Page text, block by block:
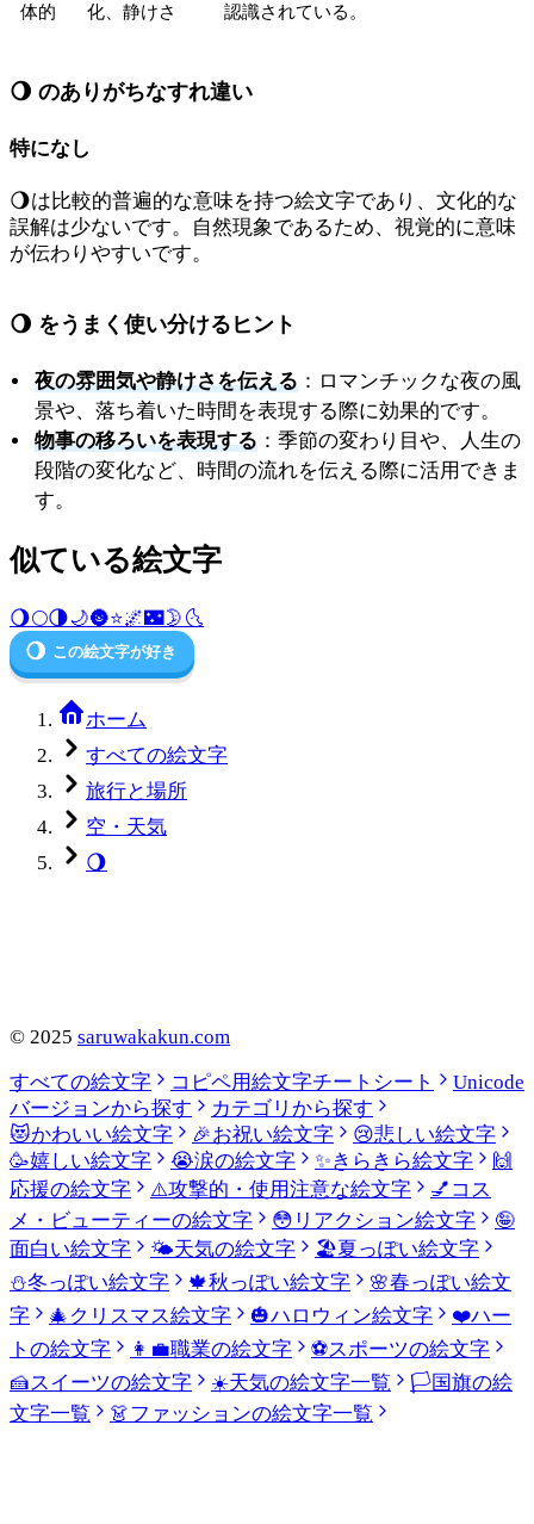
体的
化、静けさ
認識されている。
🌖 のありがちなすれ違い
特になし
🌖は比較的普遍的な意味を持つ絵文字であり、文化的な
誤解は少ないです。自然現象であるため、視覚的に意味
が伝わりやすいです。
🌖 をうまく使い分けるヒント
夜の雰囲気や静けさを伝える ：ロマンチックな夜の風
景や、落ち着いた時間を表現する際に効果的です。
物事の移ろいを表現する ：季節の変わり目や、人生の
段階の変化など、時間の流れを伝える際に活用できま
す。
似ている絵文字
🌖🌕🌗🌙🌚⭐🌌🌃🌛 🌜
🌖 この絵文字が好き
ホーム
すべての絵文字
旅行と場所
空・天気
🌖
© 2025 saruwakakun.com
すべての絵文字
コピペ用絵文字チートシート
Unicode
バージョンから探す
カテゴリから探す
😻かわいい絵文字 🎉お祝い絵文字 😢悲しい絵文字
🥳嬉しい絵文字 😭涙の絵文字 ✨きらきら絵文字
🙌
応援の絵文字
⚠️攻撃的・使用注意な絵文字 💅 コス
メ・ビューティーの絵文字
😳 リアクション絵文字
🤪
面白い絵文字
🌤️天気の絵文字 🏖️夏っぽい絵文字
⛄冬っぽい絵文字 🍁秋っぽい絵文字 🌸春っぽい絵文
字
🎄 クリスマス絵文字 🎃ハロウィン絵文字 ❤️ハー
トの絵文字
👩‍💼職業の絵文字 ⚽スポーツの絵文字
🍰スイーツの絵文字 ☀️天気の絵文字一覧 🏳️国旗の絵
文字一覧
👗ファッションの絵文字一覧